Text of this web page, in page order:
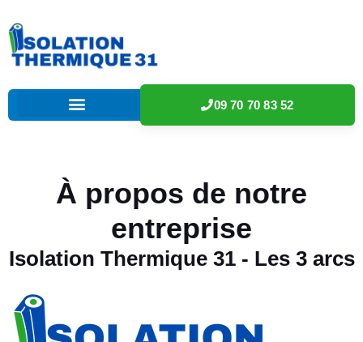
09 70 70 83 52
À propos de notre
entreprise
Isolation Thermique 31 - Les 3 arcs